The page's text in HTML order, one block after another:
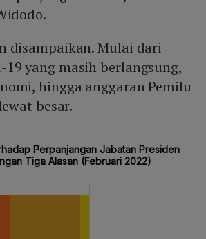
disampaikan. Mulai dari
yang masih berlangsung,
hingga anggaran Pemilu
besar.